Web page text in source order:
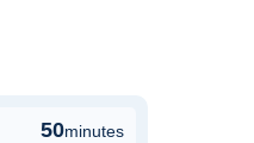
50minutes